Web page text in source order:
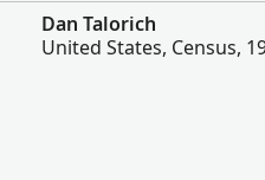
Dan Talorich
United States, Census,